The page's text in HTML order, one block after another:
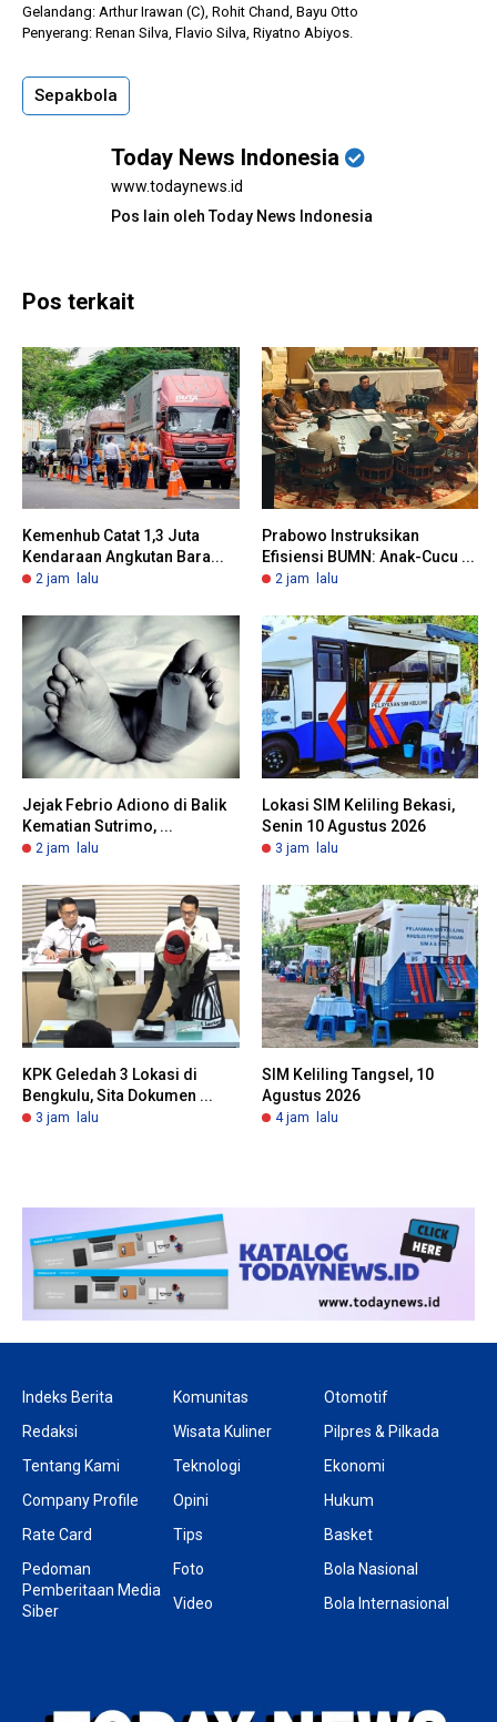
Gelandang: Arthur Irawan (C), Rohit Chand, Bayu Otto
Penyerang: Renan Silva, Flavio Silva, Riyatno Abiyos.
Sepakbola
Today News Indonesia
www.todaynews.id
Pos lain oleh Today News Indonesia
Pos terkait
Kemenhub Catat 1,3 Juta
Kendaraan Angkutan Bara...
2 jam lalu
Prabowo Instruksikan
Efisiensi BUMN: Anak-Cucu ...
2 jam lalu
Jejak Febrio Adiono di Balik
Kematian Sutrimo, ...
2 jam lalu
Lokasi SIM Keliling Bekasi,
Senin 10 Agustus 2026
3 jam lalu
KPK Geledah 3 Lokasi di
Bengkulu, Sita Dokumen ...
3 jam lalu
SIM Keliling Tangsel, 10
Agustus 2026
4 jam lalu
Indeks Berita
Redaksi
Tentang Kami
Company Profile
Rate Card
Pedoman
Pemberitaan Media
Siber
Komunitas
Wisata Kuliner
Teknologi
Opini
Tips
Foto
Video
Otomotif
Pilpres & Pilkada
Ekonomi
Hukum
Basket
Bola Nasional
Bola Internasional